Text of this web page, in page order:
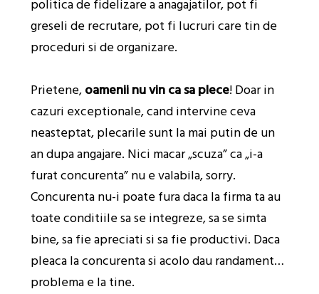
politica de fidelizare a anagajatilor, pot fi
greseli de recrutare, pot fi lucruri care tin de
proceduri si de organizare.
Prietene,oamenii nu vin ca sa plece! Doar in
cazuri exceptionale, cand intervine ceva
neasteptat, plecarile sunt la mai putin de un
an dupa angajare. Nici macar „scuza” ca „i-a
furat concurenta” nu e valabila, sorry.
Concurenta nu-i poate fura daca la firma ta au
toate conditiile sa se integreze, sa se simta
bine, sa fie apreciati si sa fie productivi. Daca
pleaca la concurenta si acolo dau randament…
problema e la tine.